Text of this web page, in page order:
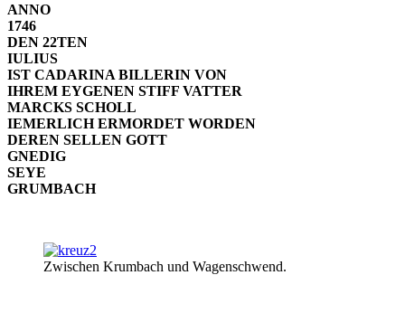
ANNO
1746
DEN 22TEN
IULIUS
IST CADARINA BILLERIN VON
IHREM EYGENEN STIFF VATTER
MARCKS SCHOLL
IEMERLICH ERMORDET WORDEN
DEREN SELLEN GOTT
GNEDIG
SEYE
GRUMBACH
Zwischen Krumbach und Wagenschwend.